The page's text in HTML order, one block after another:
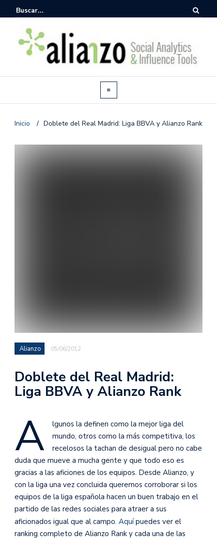
Inicio / Doblete del Real Madrid: Liga BBVA y Alianzo Rank
Alianzo 05/06/2012
Doblete del Real Madrid:
Liga BBVA y Alianzo Rank
A
lgunos la definen como la mejor liga del
mundo, otros como la más competitiva, los
recelosos la tachan de desigual pero no cabe
duda que mueve a mucha gente y que todo eso es
gracias a las aficiones de los equipos. Desde Alianzo, y
con la liga una vez concluida queremos corroborar si los
equipos de la liga española hacen un buen trabajo en el
partido de las redes sociales para atraer a sus
aficionados igual que al campo. Aquípuedes ver el
ranking completo de Alianzo Rank y cada una de las